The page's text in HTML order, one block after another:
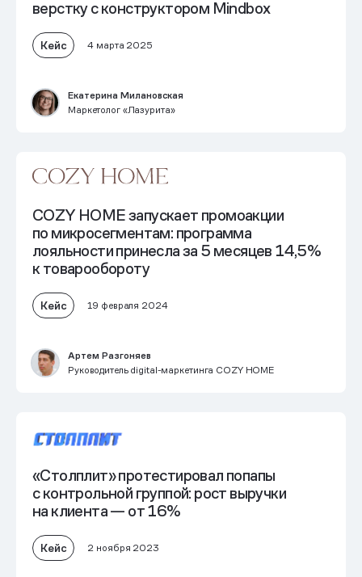
верстку с конструктором Mindbox
Кейс 4 марта 2025
Екатерина Милановская
Маркетолог «Лазурита»
COZY HOME запускает промоакции
по микросегментам: программа
лояльности принесла за 5 месяцев 14,5%
к товарообороту
Кейс 19 февраля 2024
Артем Разгоняев
Руководитель digital-маркетинга COZY HOME
«Столплит» протестировал попапы
с контрольной группой: рост выручки
на клиента — от 16%
Кейс 2 ноября 2023